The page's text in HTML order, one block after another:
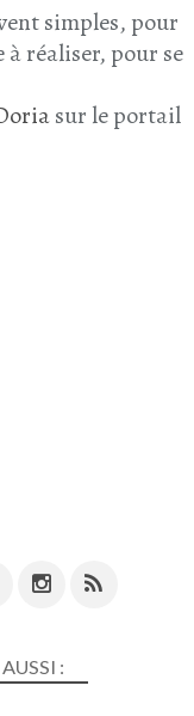
simples, pour
réaliser, pour se
sur le portail
: